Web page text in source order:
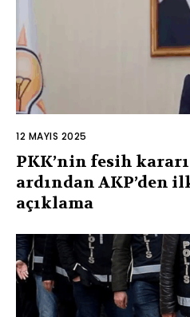
12 MAYIS 2025
PKK’nin fesih kararı
ardından AKP’den
açıklama